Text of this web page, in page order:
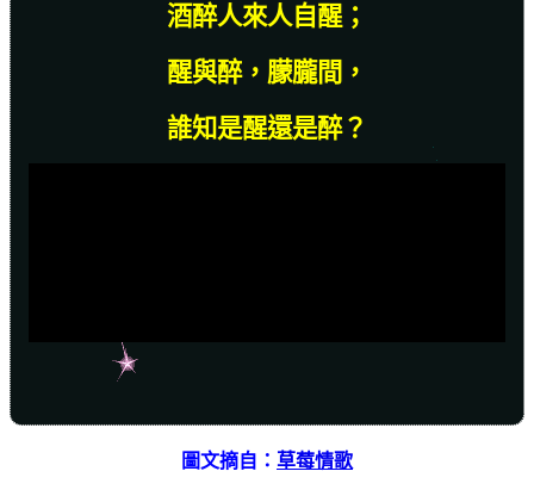
酒醉人來人自醒；
醒與醉，朦朧間，
誰知是醒還是醉？
圖文摘自： 草莓情歌